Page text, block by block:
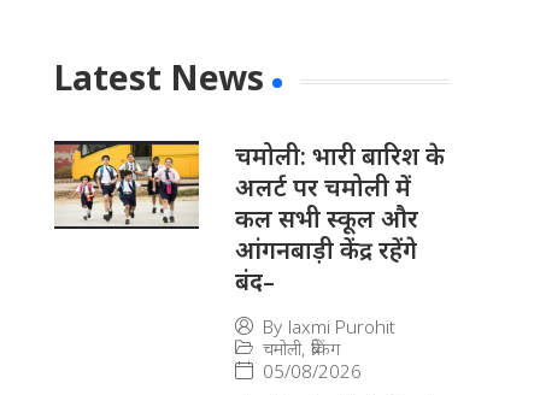
Latest News
चमोली: भारी बारिश के
अलर्ट पर चमोली में
कल सभी स्कूल और
आंगनबाड़ी केंद्र रहेंगे
बंद–
By laxmi Purohit
चमोली, ब्रेकिंग
05/08/2026